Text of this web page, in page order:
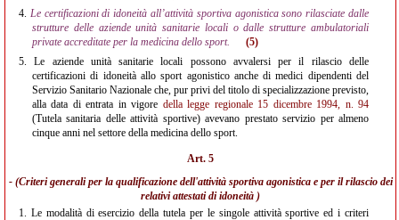
4. Le certificazioni di idoneità all’attività sportiva agonistica sono rilasciate dalle
strutture delle aziende unità sanitarie locali o dalle strutture ambulatoriali
private accreditate per la medicina dello sport.
(5)
5.Le aziende unità sanitarie locali possono avvalersi per il rilascio delle
certificazioni di idoneità allo sport agonistico anche di medici dipendenti del
Servizio Sanitario Nazionale che, pur privi del titolo di specializzazione previsto,
alla data di entrata in vigore della legge regionale 15 dicembre 1994, n. 94
(Tutela sanitaria delle attività sportive) avevano prestato servizio per almeno
cinque anni nel settore della medicina dello sport.
Art. 5
- (Criteri generali per la qualificazione dell'attività sportiva agonistica e per il rilascio dei
relativi attestati di idoneità )
1. Le modalità di esercizio della tutela per le singole attività sportive ed i criteri